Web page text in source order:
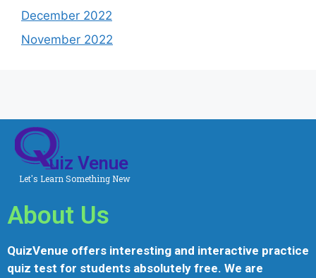
December 2022
November 2022
Let's Learn Something New
uiz Venue
About Us
QuizVenue offers interesting and interactive practice
quiz test for students absolutely free. We are